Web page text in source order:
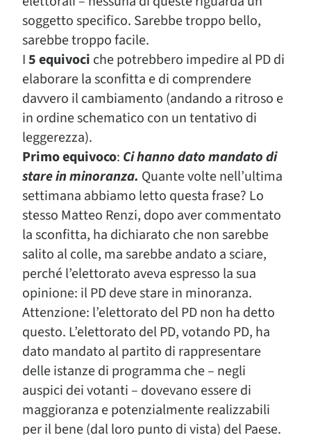
soggetto specifico. Sarebbe troppo bello,
sarebbe troppo facile.
I5 equivoci che potrebbero impedire al PD di
elaborare la sconfitta e di comprendere
davvero il cambiamento (andando a ritroso e
in ordine schematico con un tentativo di
leggerezza).
Primo equivoco: Ci hanno dato mandato di
stare in minoranza. Quante volte nell’ultima
settimana abbiamo letto questa frase? Lo
stesso Matteo Renzi, dopo aver commentato
la sconfitta, ha dichiarato che non sarebbe
salito al colle, ma sarebbe andato a sciare,
perché l’elettorato aveva espresso la sua
opinione: il PD deve stare in minoranza.
Attenzione: l’elettorato del PD non ha detto
questo. L’elettorato del PD, votando PD, ha
dato mandato al partito di rappresentare
delle istanze di programma che – negli
auspici dei votanti – dovevano essere di
maggioranza e potenzialmente realizzabili
per il bene (dal loro punto di vista) del Paese.